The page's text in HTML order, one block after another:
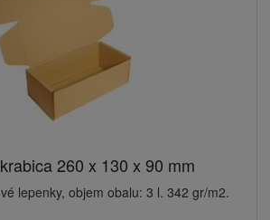
260 x 130 x 90 mm
lepenky, objem obalu: 3 l. 342 gr/m2.